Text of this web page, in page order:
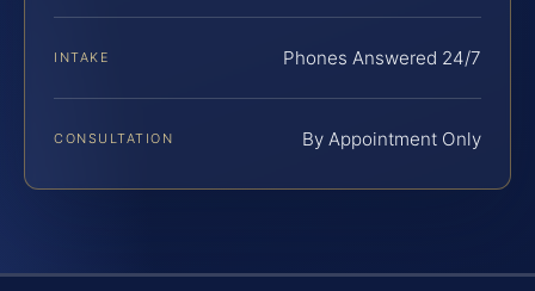
INTAKE Phones Answered 24/7
CONSULTATION By Appointment Only